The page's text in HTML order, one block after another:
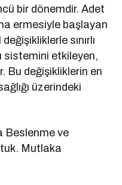
bir dönemdir. Adet
ermesiyle başlayan
sınırlı
sistemini etkileyen,
Bu değişikliklerin en
üzerindeki
Beslenme ve
Mutlaka